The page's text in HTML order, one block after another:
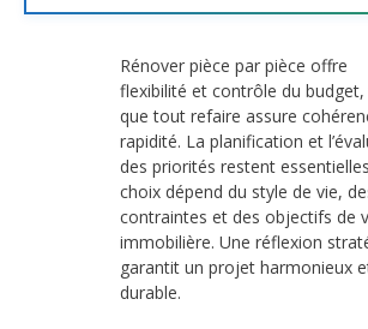
Rénover pièce par pièce offre
flexibilité et contrôle du budget,
que tout refaire assure
rapidité. La planification et
des priorités restent
choix dépend du style de vie,
contraintes et des objectifs de
immobilière. Une réflexion
garantit un projet harmonieux
durable.